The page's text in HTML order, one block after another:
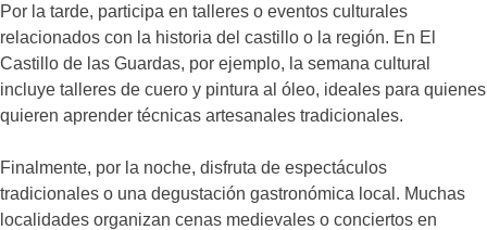
Por la tarde, participa en talleres o eventos culturales
relacionados con la historia del castillo o la región. En El
Castillo de las Guardas, por ejemplo, la semana cultural
incluye talleres de cuero y pintura al óleo, ideales para quienes
quieren aprender técnicas artesanales tradicionales.
Finalmente, por la noche, disfruta de espectáculos
tradicionales o una degustación gastronómica local. Muchas
localidades organizan cenas medievales o conciertos en